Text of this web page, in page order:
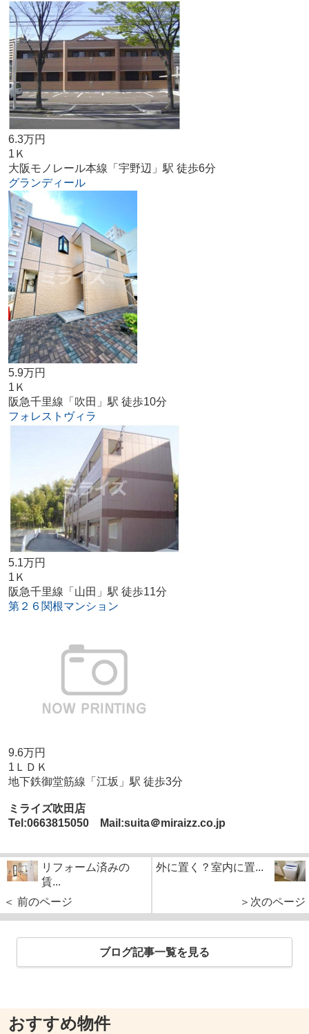
6.3万円
1Ｋ
大阪モノレール本線「宇野辺」駅 徒歩6分
グランディール
5.9万円
1Ｋ
阪急千里線「吹田」駅 徒歩10分
フォレストヴィラ
5.1万円
1Ｋ
阪急千里線「山田」駅 徒歩11分
第２６関根マンション
9.6万円
1ＬＤＫ
地下鉄御堂筋線「江坂」駅 徒歩3分
ミライズ吹田店
Tel:0663815050 Mail:suita＠miraizz.co.jp
リフォーム済みの
賃...
＜ 前のページ
外に置く？室内に置...
＞次のページ
ブログ記事一覧を見る
おすすめ物件